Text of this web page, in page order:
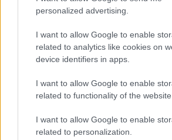
personalized advertising.
I want to allow Google to enable
related to analytics like cookies on
device identifiers in apps.
I want to allow Google to enable
related to functionality of the website
I want to allow Google to enable
related to personalization.